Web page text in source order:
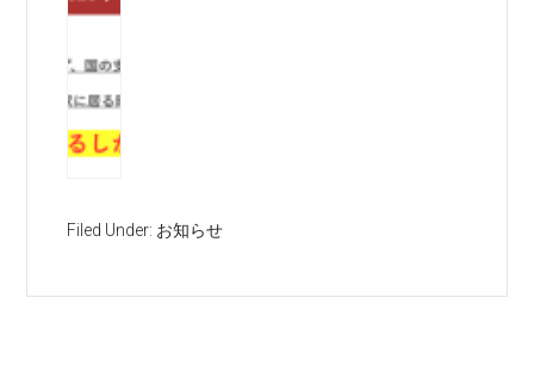
Filed Under: お知らせ